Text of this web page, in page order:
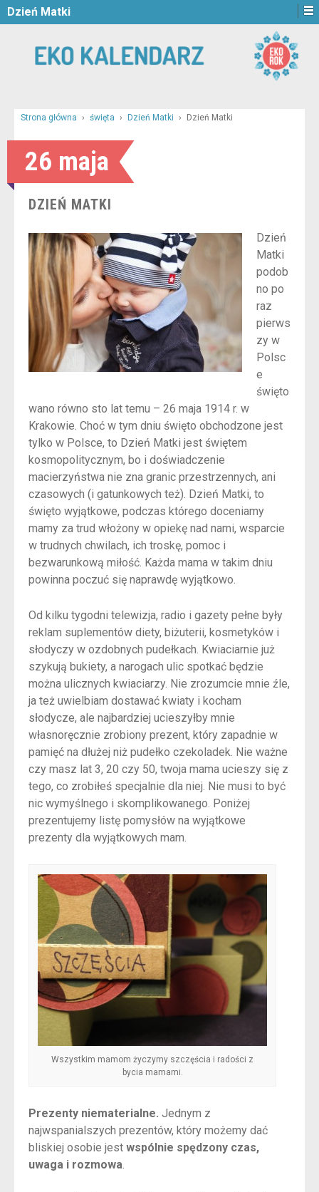
Dzień Matki
Strona główna › święta › Dzień Matki › Dzień Matki
26 maja
DZIEŃ MATKI
Dzień
Matki
podob
no po
raz
pierws
zy w
Polsc
e
święto
wano równo sto lat temu – 26 maja 1914 r. w
Krakowie. Choć w tym dniu święto obchodzone jest
tylko w Polsce, to Dzień Matki jest świętem
kosmopolitycznym, bo i doświadczenie
macierzyństwa nie zna granic przestrzennych, ani
czasowych (i gatunkowych też). Dzień Matki, to
święto wyjątkowe, podczas którego doceniamy
mamy za trud włożony w opiekę nad nami, wsparcie
w trudnych chwilach, ich troskę, pomoc i
bezwarunkową miłość. Każda mama w takim dniu
powinna poczuć się naprawdę wyjątkowo.
Od kilku tygodni telewizja, radio i gazety pełne były
reklam suplementów diety, biżuterii, kosmetyków i
słodyczy w ozdobnych pudełkach. Kwiaciarnie już
szykują bukiety, a narogach ulic spotkać będzie
można ulicznych kwiaciarzy. Nie zrozumcie mnie źle,
ja też uwielbiam dostawać kwiaty i kocham
słodycze, ale najbardziej ucieszyłby mnie
własnoręcznie zrobiony prezent, który zapadnie w
pamięć na dłużej niż pudełko czekoladek. Nie ważne
czy masz lat 3, 20 czy 50, twoja mama ucieszy się z
tego, co zrobiłeś specjalnie dla niej. Nie musi to być
nic wymyślnego i skomplikowanego. Poniżej
prezentujemy listę pomysłów na wyjątkowe
prezenty dla wyjątkowych mam.
Wszystkim mamom życzymy szczęścia i radości z
bycia mamami.
Prezenty niematerialne. Jednym z
najwspanialszych prezentów, który możemy dać
bliskiej osobie jest wspólnie spędzony czas,
uwaga i rozmowa